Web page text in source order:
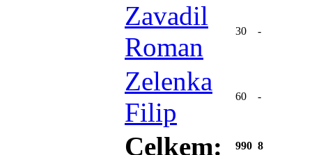
Zavadil
Roman
30 -
Zelenka
Filip
60 -
Celkem: 990 8